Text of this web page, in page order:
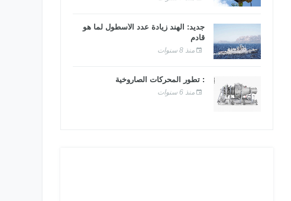
جديد: الهند زيادة عدد الأسطول لما هو
قادم
منذ 8 سنوات
: تطور المحركات الصاروخية
منذ 6 سنوات